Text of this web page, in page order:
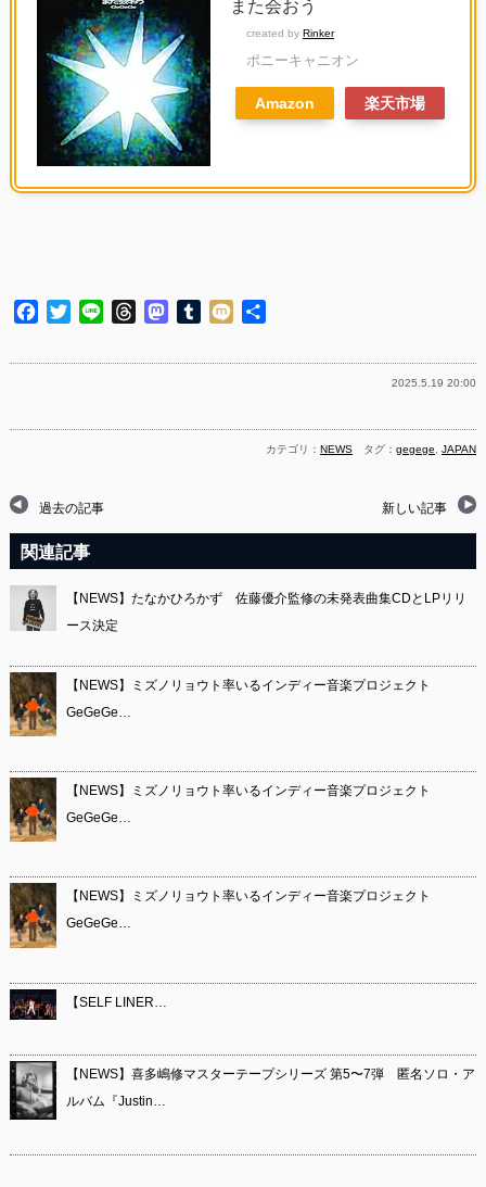
また会おう
created by Rinker
ポニーキャニオン
Amazon 楽天市場
Facebook
TwitterLine ThreadsMastodon
Tumblr
Mixi
2025.5.19 20:00
カテゴリ：NEWS タグ：gegege ,JAPAN
過去の記事 新しい記事
関連記事
【NEWS】たなかひろかず 佐藤優介監修の未発表曲集CDとLPリリ
ース決定
【NEWS】ミズノリョウト率いるインディー音楽プロジェクト
GeGeGe…
【NEWS】ミズノリョウト率いるインディー音楽プロジェクト
GeGeGe…
【NEWS】ミズノリョウト率いるインディー音楽プロジェクト
GeGeGe…
【SELF LINER…
【NEWS】喜多嶋修マスターテープシリーズ 第5〜7弾 匿名ソロ・ア
ルバム『Justin…